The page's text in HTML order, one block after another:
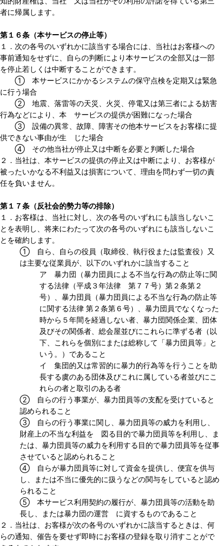
者に帰属します。
第１６条（本サービスの停止等）
１．次の各号のいずれかに該当する場合には、当社はお客様への
事前通知をせずに、自らの判断により本サービスの全部又は一部
を停止若しくは中断することができます。
① 本サービスにかかるシステムの保守点検を定期又は緊急
に行う場合
② 地震、落雷等の天災、火災、停電又は第三者による妨害
行為などにより、本 サービスの提供が困難になった場合
③ 設備の異常、故障、障害その他本サービスをお客様に提
供できない事由が生 じた場合
④ その他当社が停止又は中断を必要と判断した場合
２．当社は、本サービスの提供の停止又は中断により、お客様が
被ったいかなる不利益又は損害について、理由を問わず一切の責
任を負いません。
第１７条（反社会的勢力等の排除）
１．お客様は、当社に対し、次の各号のいずれにも該当しないこ
とを表明し、将来にわたって次の各号のいずれにも該当しないこ
とを確約します。
① 自ら、自らの役員（取締役、執行役または監査役）又
は主要な従業員が、以下のいずれかに該当すること
ア 暴力団（暴力団員による不当な行為の防止等に関
する法律（平成３年法律 第７７号）第２条第２
号）、暴力団員（暴力団員による不当な行為の防止等
に関する法律 第２条第６号）、暴力団員でなくなった
時から５年間を経過しない者、暴力団関係企業、団体
及びその関係者、総会屋並びにこれらに準ずる者（以
下、これらを個別にまたは総称して「暴力団員等」と
いう。）であること
イ 集団的又は常習的に暴力的行為等を行うことを助
長する虞のある団体及びこれに属している者並びにこ
れらの者と取引のある者
② 自らの行う事業が、暴力団員等の支配を受けていると
認められること
③ 自らの行う事業に関し、暴力団員等の威力を利用し、
財産上の不当な利益を 図る目的で暴力団員等を利用し、ま
たは、暴力団員等の威力を利用する目的で暴力団員等を従事
させていると認められること
④ 自らが暴力団員等に対して資金を提供し、便宜を供与
し、または不当に優先的に扱うなどの関与をしていると認め
られること
⑤ 本サービス利用契約の履行が、暴力団員等の活動を助
長し、または暴力団の運営 に資するものであること
２．当社は、お客様が次の各号のいずれかに該当するときは、何
らの通知、催告を要せず即時にお客様の登録を取り消すことがで